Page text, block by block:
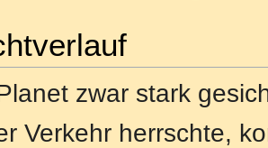
zwar stark
Verkehr herrschte,